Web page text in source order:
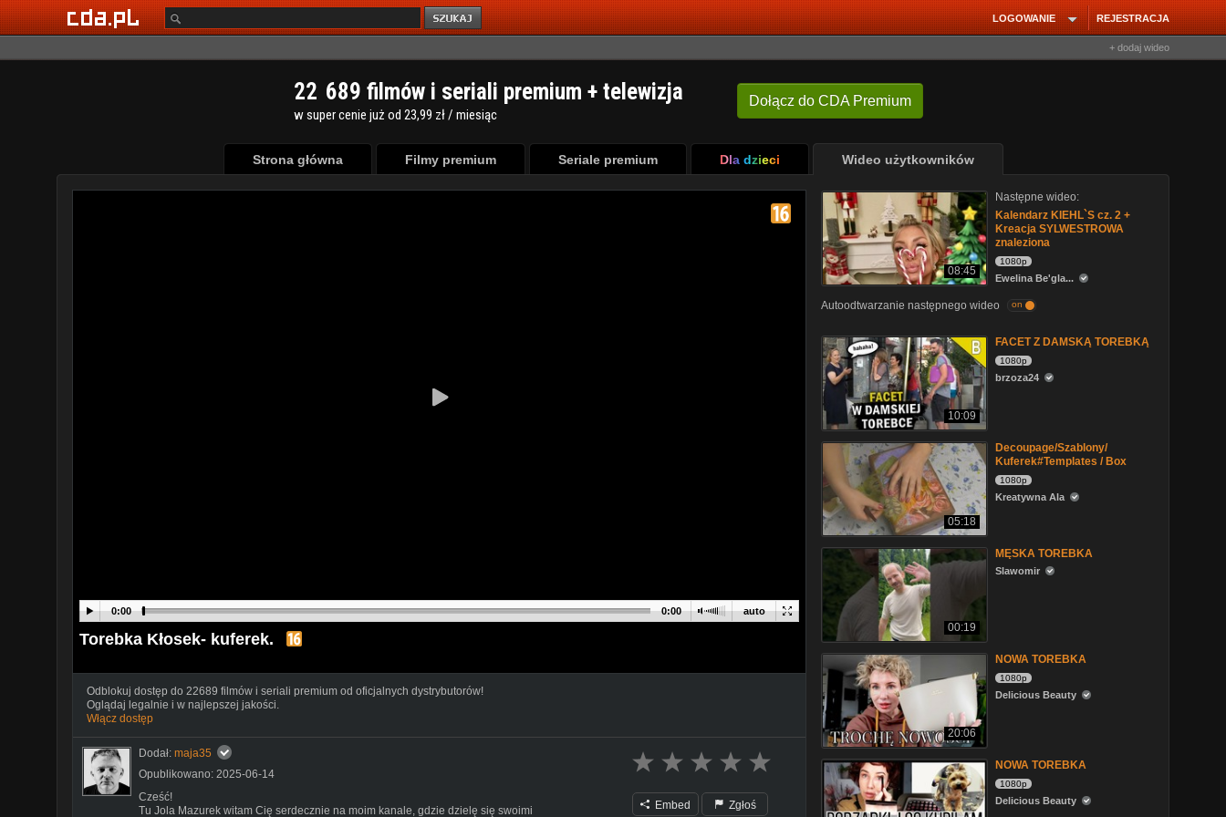
REJESTRACJA
LOGOWANIE
+ dodaj wideo
Dołącz do CDA Premium
22 689 filmów i seriali premium + telewizja
w super cenie już od 23,99 zł / miesiąc
Strona główna Filmy premium Seriale premium Dla dzieci Wideo użytkowników
auto
0:00 0:00
Torebka Kłosek- kuferek.
Odblokuj dostęp do 22689 filmów i seriali premium od oficjalnych dystrybutorów!
Oglądaj legalnie i w najlepszej jakości.
Włącz dostęp
Dodał: maja35
Opublikowano: 2025-06-14
Cześć!
Tu Jola Mazurek witam Cię serdecznie na moim kanale, gdzie dzielę się swoimi
Embed Zgłoś
08:45
Następne wideo:
Kalendarz KIEHL`S cz. 2 +
Kreacja SYLWESTROWA
znaleziona
1080p
Ewelina Be'gla...
Autoodtwarzanie następnego wideo on
10:09
FACET Z DAMSKĄ TOREBKĄ
1080p
brzoza24
05:18
Decoupage/Szablony/
Kuferek#Templates / Box
1080p
Kreatywna Ala
00:19
MĘSKA TOREBKA
Slawomir
20:06
NOWA TOREBKA
1080p
Delicious Beauty
NOWA TOREBKA
1080p
Delicious Beauty